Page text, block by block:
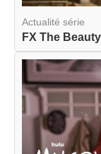
Actualité série